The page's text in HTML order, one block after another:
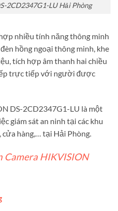
2CD2347G1-LU Hải Phòng
nhiều tính năng thông minh
hồng ngoại thông minh, khe
tích hợp âm thanh hai chiều
trực tiếp với người được
DS-2CD2347G1-LU là một
giám sát an ninh tại các khu
hàng,… tại Hải Phòng.
Camera HIKVISION